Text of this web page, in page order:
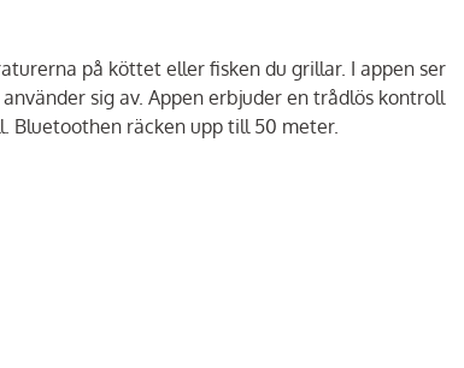
på köttet eller fisken du grillar. I appen ser
sig av. Appen erbjuder en trådlös kontroll
Bluetoothen räcken upp till 50 meter.